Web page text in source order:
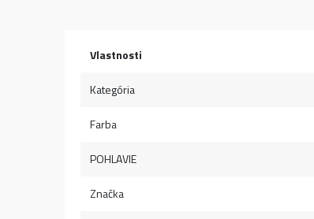
Vlastnosti
Kategória
Farba
POHLAVIE
Značka